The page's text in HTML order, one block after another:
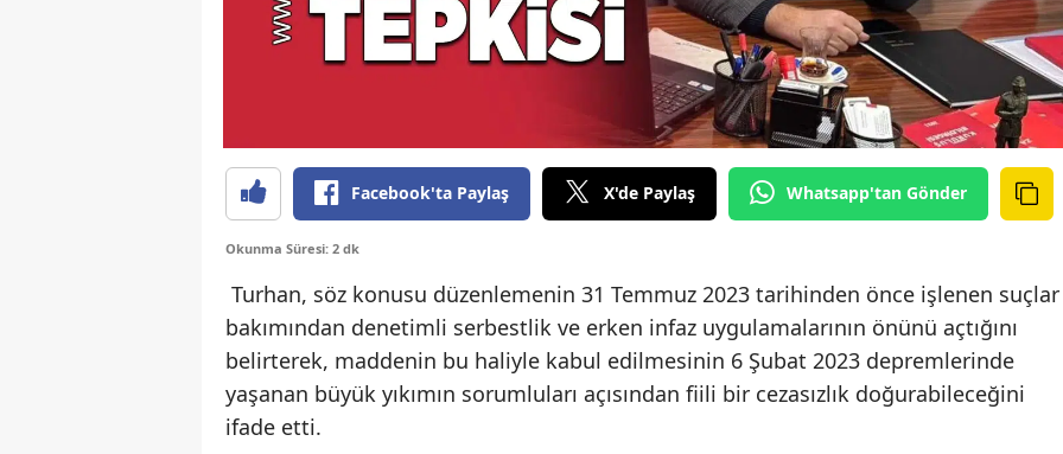
Facebook'ta Paylaş X'de Paylaş Whatsapp'tan Gönder
Okunma Süresi: 2 dk
Turhan, söz konusu düzenlemenin 31 Temmuz 2023 tarihinden önce işlenen suçlar
bakımından denetimli serbestlik ve erken infaz uygulamalarının önünü açtığını
belirterek, maddenin bu haliyle kabul edilmesinin 6 Şubat 2023 depremlerinde
yaşanan büyük yıkımın sorumluları açısından fiili bir cezasızlık doğurabileceğini
ifade etti.